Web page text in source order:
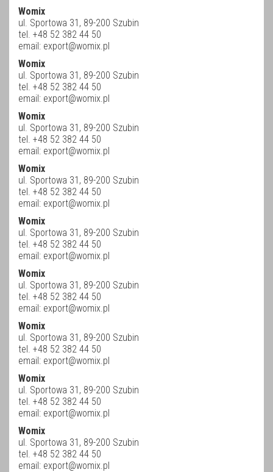
Womix
ul. Sportowa 31, 89-200 Szubin
tel. +48 52 382 44 50
email: export@womix.pl
Womix
ul. Sportowa 31, 89-200 Szubin
tel. +48 52 382 44 50
email: export@womix.pl
Womix
ul. Sportowa 31, 89-200 Szubin
tel. +48 52 382 44 50
email: export@womix.pl
Womix
ul. Sportowa 31, 89-200 Szubin
tel. +48 52 382 44 50
email: export@womix.pl
Womix
ul. Sportowa 31, 89-200 Szubin
tel. +48 52 382 44 50
email: export@womix.pl
Womix
ul. Sportowa 31, 89-200 Szubin
tel. +48 52 382 44 50
email: export@womix.pl
Womix
ul. Sportowa 31, 89-200 Szubin
tel. +48 52 382 44 50
email: export@womix.pl
Womix
ul. Sportowa 31, 89-200 Szubin
tel. +48 52 382 44 50
email: export@womix.pl
Womix
ul. Sportowa 31, 89-200 Szubin
tel. +48 52 382 44 50
email: export@womix.pl